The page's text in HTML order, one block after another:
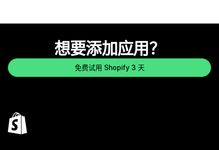
想要添加应用？
免费试用 Shopify 3 天